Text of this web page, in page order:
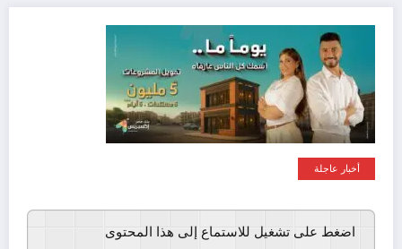
أخبار عاجلة
اضغط على تشغيل للاستماع إلى هذا المحتوى